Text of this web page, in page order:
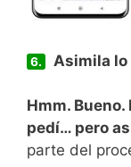
6. Asimila lo
Hmm.
pedí… pero
parte del